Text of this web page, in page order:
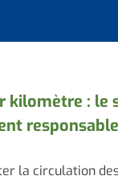
kilomètre : le
responsable
la circulation